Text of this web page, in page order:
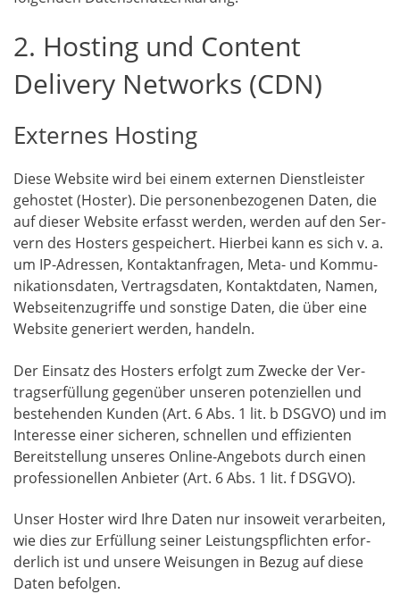
2. Hosting und Content
Delivery Networks (CDN)
Externes Hosting
Die­se Web­site wird bei einem exter­nen Dienst­leis­ter
gehos­tet (Hos­ter). Die per­so­nen­be­zo­ge­nen Daten, die
auf die­ser Web­site erfasst wer­den, wer­den auf den Ser­
vern des Hos­ters gespei­chert. Hier­bei kann es sich v. a.
um IP-Adres­sen, Kon­takt­an­fra­gen, Meta- und Kom­mu­
ni­ka­ti­ons­da­ten, Ver­trags­da­ten, Kon­takt­da­ten, Namen,
Web­sei­ten­zu­grif­fe und sons­ti­ge Daten, die über eine
Web­site gene­riert wer­den, handeln.
Der Ein­satz des Hos­ters erfolgt zum Zwe­cke der Ver­
trags­er­fül­lung gegen­über unse­ren poten­zi­el­len und
bestehen­den Kun­den (Art. 6 Abs. 1 lit. b DSGVO) und im
Inter­es­se einer siche­ren, schnel­len und effi­zi­en­ten
Bereit­stel­lung unse­res Online-Ange­bots durch einen
pro­fes­sio­nel­len Anbie­ter (Art. 6 Abs. 1 lit. f DSGVO).
Unser Hos­ter wird Ihre Daten nur inso­weit ver­ar­bei­ten,
wie dies zur Erfül­lung sei­ner Leis­tungs­pflich­ten erfor­
der­lich ist und unse­re Wei­sun­gen in Bezug auf die­se
Daten befolgen.